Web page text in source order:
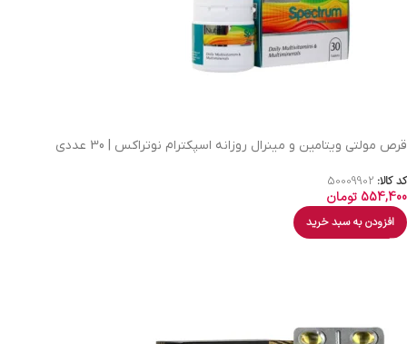
قرص مولتی ویتامین و مینرال روزانه اسپکترام نوتراکس | 30 عددی
کد کالا: 50009902
554,400 تومان
افزودن به سبد خرید